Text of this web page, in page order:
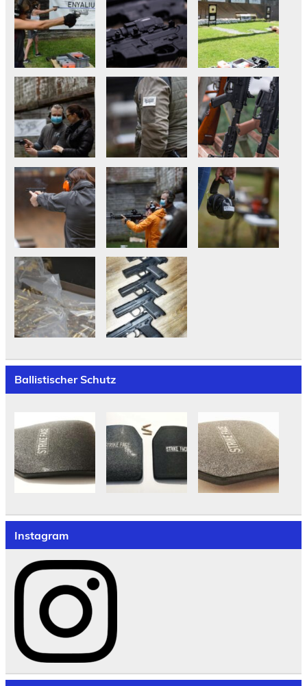
Ballistischer Schutz
Instagram